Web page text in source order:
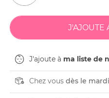
J'ajoute à ma liste de
Chez vous dès le mardi